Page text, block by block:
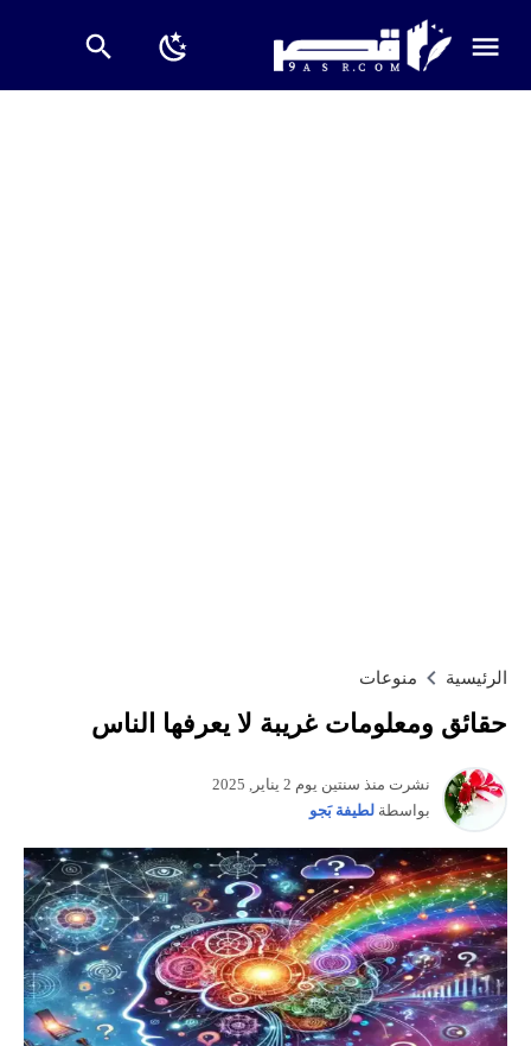
الرئيسية منوعات
حقائق ومعلومات غريبة لا يعرفها الناس
نشرت منذ سنتين يوم 2 يناير, 2025
بواسطة لطيفة بَجو